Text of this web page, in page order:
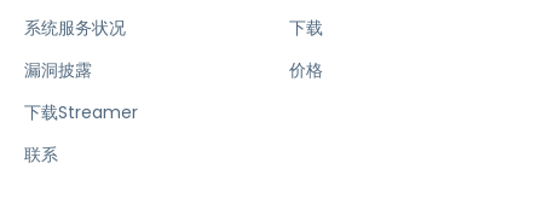
系统服务状况
漏洞披露
下载Streamer
联系
下载
价格